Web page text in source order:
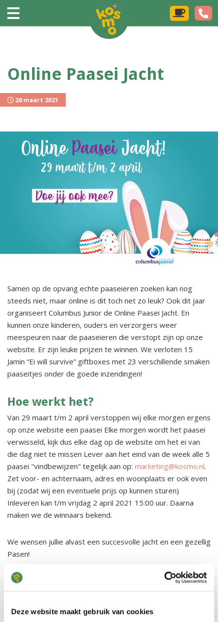
Deze website maakt gebruik van cookies
Online Paasei Jacht
26 maart 2021
Samen op de opvang echte paaseieren zoeken kan nog
steeds niet, maar online is dit toch net zo leuk? Ook dit jaar
organiseert Columbus Junior de Online Paasei Jacht. En
kunnen onze kinderen, ouders en verzorgers weer
meespeuren naar de paaseieren die verstopt zijn op onze
website. Er zijn leuke prijzen te winnen. We verloten 15
Jamin “Ei will survive” giftboxes met 23 verschillende smaken
paaseitjes onder de goede inzendingen!
Hoe werkt het?
Van 29 maart t/m 2 april verstoppen wij elke morgen ergens
op onze website een paasei Elke morgen wordt het paasei
verwisseld, kijk dus elke dag op de website om het ei van
die dag niet te missen Lever aan het eind van de week alle 5
paasei "vindbewijzen" tegelijk aan op: marketing@kosmo.nl.
Zet voor- en achternaam, adres en woonplaats er ook even
bij (zodat wij een eventuele prijs op kunnen sturen)
Inleveren kan t/m vrijdag 2 april 2021 15:00 uur. Daarna
maken we de winnaars bekend.
We wensen jullie alvast een succesvolle jacht en een gezellig
Pasen!
vorige item volgende item